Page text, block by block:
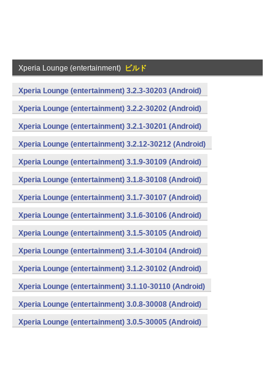
Xperia Lounge (entertainment) ビルド
Xperia Lounge (entertainment) 3.2.3-30203 (Android)
Xperia Lounge (entertainment) 3.2.2-30202 (Android)
Xperia Lounge (entertainment) 3.2.1-30201 (Android)
Xperia Lounge (entertainment) 3.2.12-30212 (Android)
Xperia Lounge (entertainment) 3.1.9-30109 (Android)
Xperia Lounge (entertainment) 3.1.8-30108 (Android)
Xperia Lounge (entertainment) 3.1.7-30107 (Android)
Xperia Lounge (entertainment) 3.1.6-30106 (Android)
Xperia Lounge (entertainment) 3.1.5-30105 (Android)
Xperia Lounge (entertainment) 3.1.4-30104 (Android)
Xperia Lounge (entertainment) 3.1.2-30102 (Android)
Xperia Lounge (entertainment) 3.1.10-30110 (Android)
Xperia Lounge (entertainment) 3.0.8-30008 (Android)
Xperia Lounge (entertainment) 3.0.5-30005 (Android)